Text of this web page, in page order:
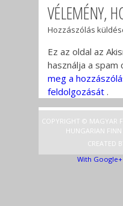
VÉLEMÉNY,
Hozzászólás
Ez az oldal az
használja a spam
meg a
feldolgozását .
COPYRIGHT © MAGYAR
HUNGARIAN
CREATED
With